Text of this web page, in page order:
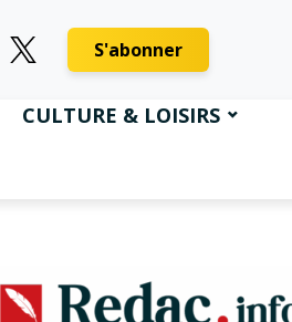
S'abonner
CULTURE & LOISIRS